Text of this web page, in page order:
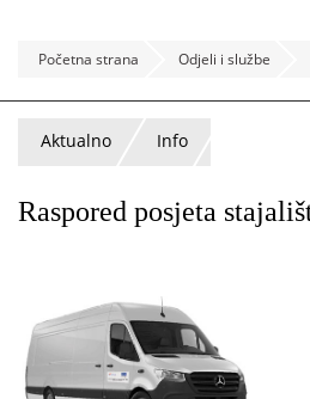
Početna strana Odjeli i službe
Aktualno Info
Raspored posjeta